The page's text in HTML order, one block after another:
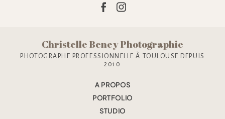
Christelle Beney Photographie
PHOTOGRAPHE PROFESSIONNELLE À TOULOUSE DEPUIS
2010
A PROPOS
PORTFOLIO
STUDIO